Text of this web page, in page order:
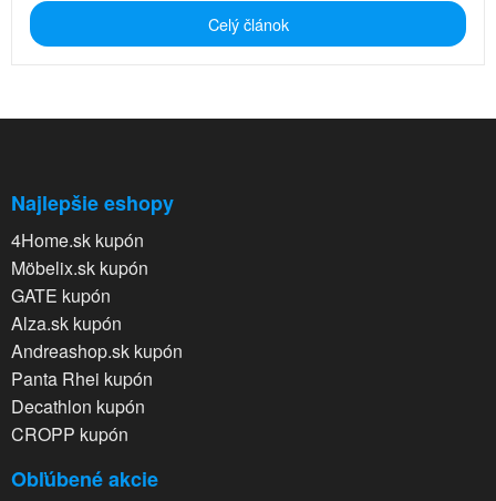
Celý článok
Najlepšie eshopy
4Home.sk kupón
Möbelix.sk kupón
GATE kupón
Alza.sk kupón
Andreashop.sk kupón
Panta Rhei kupón
Decathlon kupón
CROPP kupón
Obľúbené akcie